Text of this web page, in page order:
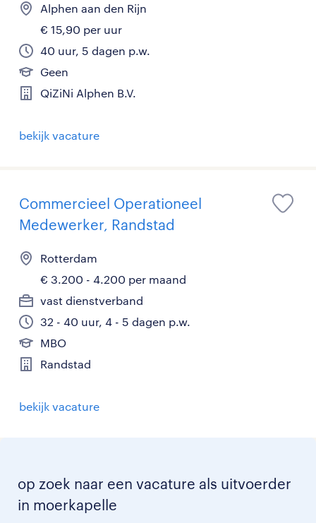
Alphen aan den Rijn
€ 15,90 per uur
40 uur, 5 dagen p.w.
Geen
QiZiNi Alphen B.V.
bekijk vacature
Commercieel Operationeel
Medewerker, Randstad
Rotterdam
€ 3.200 - 4.200 per maand
vast dienstverband
32 - 40 uur, 4 - 5 dagen p.w.
MBO
Randstad
bekijk vacature
op zoek naar een vacature als uitvoerder
in moerkapelle